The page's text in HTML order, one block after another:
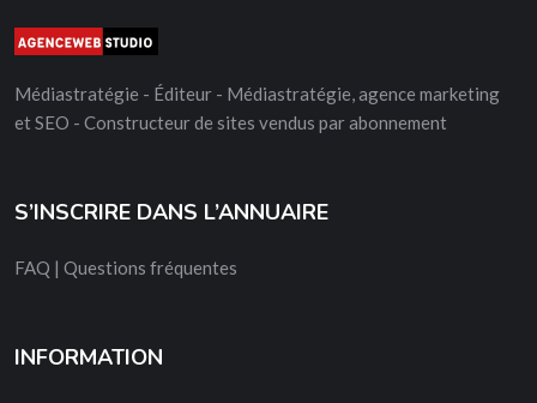
Médiastratégie - Éditeur - Médiastratégie, agence marketing
et SEO - Constructeur de sites vendus par abonnement
S’INSCRIRE DANS L’ANNUAIRE
FAQ | Questions fréquentes
INFORMATION